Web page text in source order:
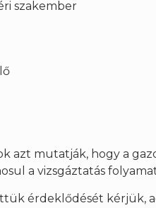
szakember
azt mutatják, hogy a
a vizsgáztatás
érdeklődését kérjük,